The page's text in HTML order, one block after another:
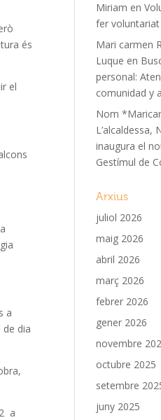
és
el
a
dia
a
Miriam en
fer
Mari carmen
Luque en
personal:
comunidad y
Nom
L’alcaldessa,
inaugura el
Gestímul de
Arxius
juliol 2026
maig 2026
abril 2026
març 2026
febrer 2026
gener 2026
novembre
octubre 2025
setembre
juny 2025